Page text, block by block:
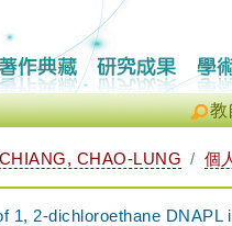
教
CHAO-LUNG 個
1, 2-dichloroethane